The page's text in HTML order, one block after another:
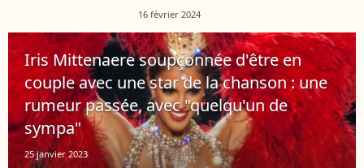
avec les stars 2024". L'occasion de
Et elle retrouvera... l'un de ses...
16 février 2024
Iris Mittenaere soupçonnée d'être en
couple avec une star de la chanson : une
rumeur passée, avec "quelqu'un de
sympa"
25 janvier 2023